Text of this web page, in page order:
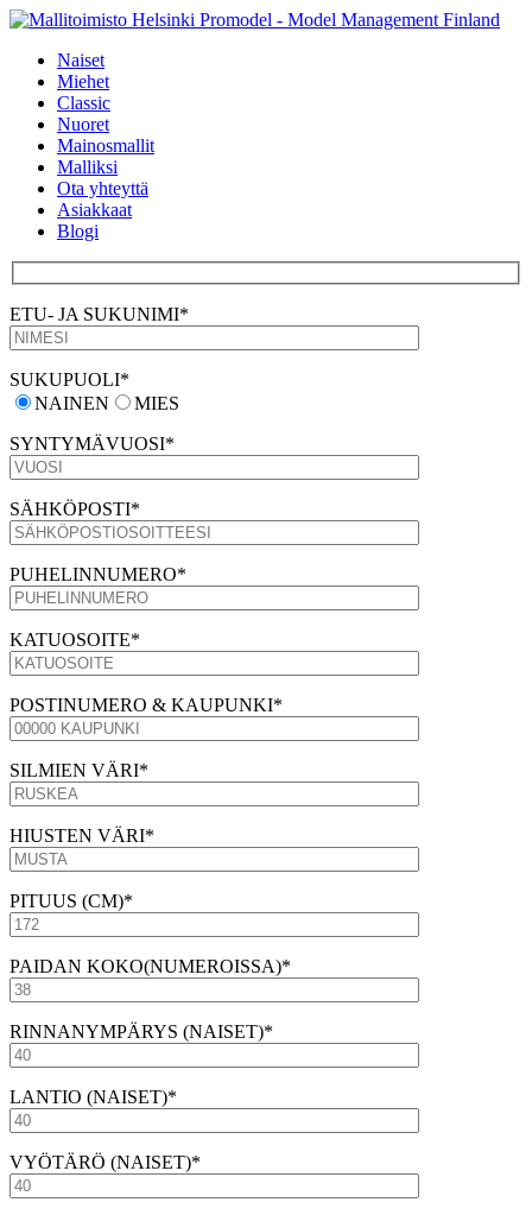
Naiset
Miehet
Classic
Nuoret
Mainosmallit
Malliksi
Ota yhteyttä
Asiakkaat
Blogi
ETU- JA SUKUNIMI*
SUKUPUOLI*
NAINEN
MIES
SYNTYMÄVUOSI*
SÄHKÖPOSTI*
PUHELINNUMERO*
KATUOSOITE*
POSTINUMERO & KAUPUNKI*
SILMIEN VÄRI*
HIUSTEN VÄRI*
PITUUS (CM)*
PAIDAN KOKO(NUMEROISSA)*
RINNANYMPÄRYS (NAISET)*
LANTIO (NAISET)*
VYÖTÄRÖ (NAISET)*